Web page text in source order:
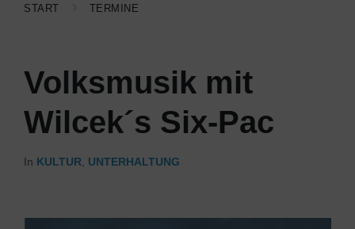
START TERMINE
Volksmusik mit
Wilcek´s Six-Pac
In KULTUR, UNTERHALTUNG